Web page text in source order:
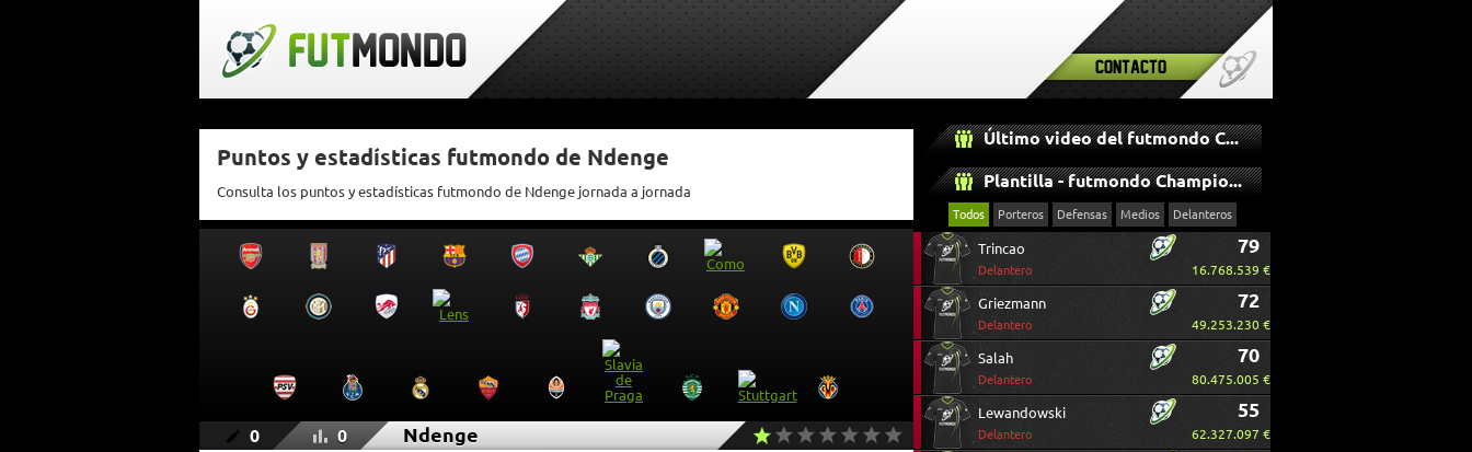
Contacto
Puntos y estadísticas futmondo de Ndenge
Consulta los puntos y estadísticas futmondo de Ndenge jornada a jornada
0 0 Ndenge
Último video del futmondo Champions
Plantilla - futmondo Champions
Todos Porteros Defensas Medios Delanteros
Trincao
Delantero
79
16.768.539 €
Griezmann
Delantero
72
49.253.230 €
Salah
Delantero
70
80.475.005 €
Lewandowski
Delantero
55
62.327.097 €